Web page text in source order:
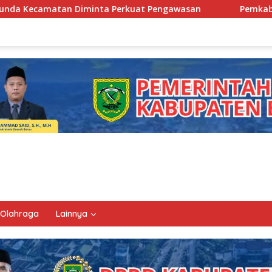
Pengawasan Pemkab Berau Siapkan Regenerasi
Olahraga Lainnya